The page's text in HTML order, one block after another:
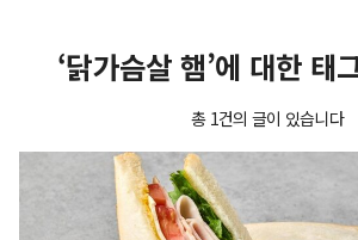
‘닭가슴살 햄’에 대한 태
총 1건의 글이 있습니다